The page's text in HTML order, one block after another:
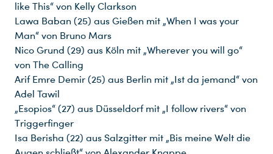
like This“ von Kelly Clarkson
Lawa Baban (25) aus Gießen mit „When I was your
Man“ von Bruno Mars
Nico Grund (29) aus Köln mit „Wherever you will go“
von The Calling
Arif Emre Demir (25) aus Berlin mit „Ist da jemand“ von
Adel Tawil
„Esopios“ (27) aus Düsseldorf mit „I follow rivers“ von
Triggerfinger
Isa Berisha (22) aus Salzgitter mit „Bis meine Welt die